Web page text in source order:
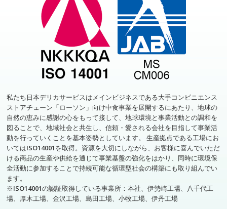
私たち日本デリカサービスはメインビジネスである大手コンビニエンス
ストアチェーン「ローソン」向け中食事業を展開するにあたり、地球の
自然の恵みに感謝の心をもって接して、地球環境と事業活動との調和を
図ることで、地域社会と共生し、信頼・愛される会社を目指して事業活
動を行っていくことを基本姿勢としています。 生産拠点である工場にお
いてはISO14001を取得。資源を大切にしながら、お客様に喜んでいただ
ける商品の生産や供給を通じて事業基盤の強化をはかり、同時に環境保
全活動に参加することで持続可能な循環型社会の構築にも取り組んでい
ます。
※ISO14001の認証取得している事業所：本社、伊勢崎工場、八千代工
場、厚木工場、金沢工場、島田工場、小牧工場、伊丹工場